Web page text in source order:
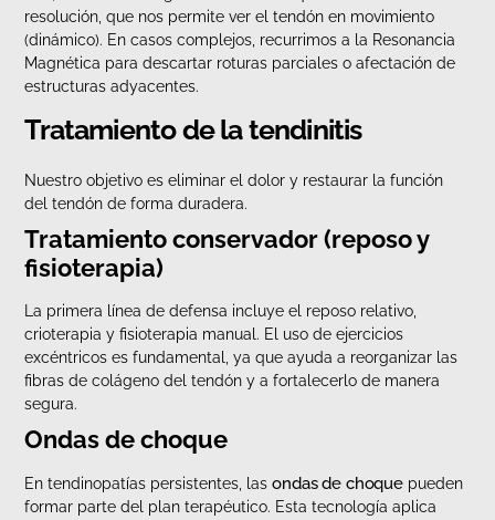
resolución, que nos permite ver el tendón en movimiento
(dinámico). En casos complejos, recurrimos a la Resonancia
Magnética para descartar roturas parciales o afectación de
estructuras adyacentes.
Tratamiento de la tendinitis
Nuestro objetivo es eliminar el dolor y restaurar la función
del tendón de forma duradera.
Tratamiento conservador (reposo y
fisioterapia)
La primera línea de defensa incluye el reposo relativo,
crioterapia y fisioterapia manual. El uso de ejercicios
excéntricos es fundamental, ya que ayuda a reorganizar las
fibras de colágeno del tendón y a fortalecerlo de manera
segura.
Ondas de choque
En tendinopatías persistentes, lasondas de choque pueden
formar parte del plan terapéutico. Esta tecnología aplica